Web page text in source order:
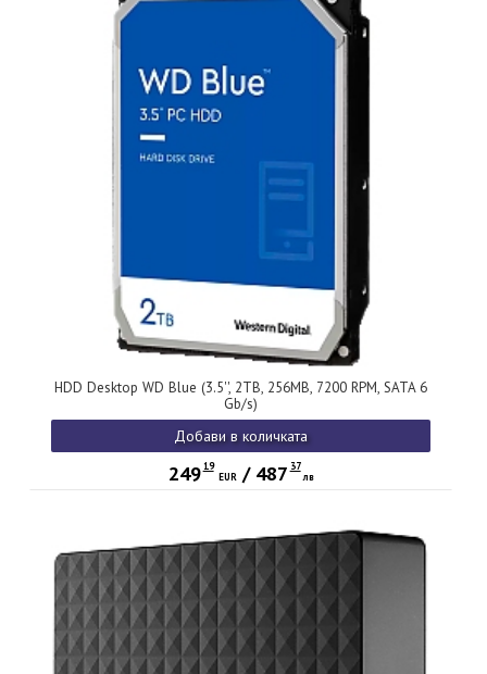
HDD Desktop WD Blue (3.5'', 2TB, 256MB, 7200 RPM, SATA 6
Gb/s)
Добави в количката
249 19
EUR/ 487 37
лв